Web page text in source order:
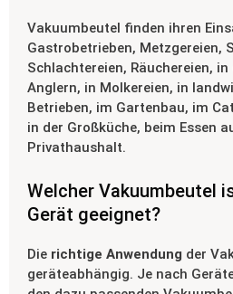
Vakuumbeutel finden ihren
Gastrobetrieben, Metzgereien,
Schlachtereien, Räuchereien,
Anglern, in Molkereien, in
Betrieben, im Gartenbau, im
in der Großküche, beim Essen
Privathaushalt.
Welcher Vakuumbeutel
Gerät geeignet?
Die richtige Anwendung der
geräteabhängig. Je nach